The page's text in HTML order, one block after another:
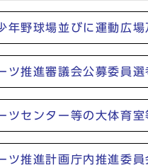
年野球場並びに運動広
ツ推進審議会公募委員選
ツセンター等の大体育
ツ推進計画庁内推進委員